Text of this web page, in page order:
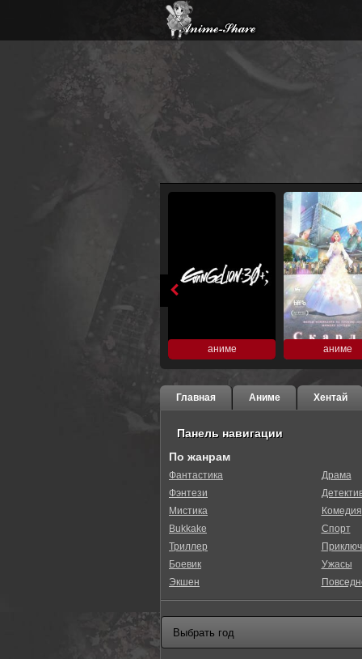
аниме аниме
Главная Аниме Хентай
Панель навигации
По жанрам
Фантастика
Фэнтези
Мистика
Bukkake
Триллер
Боевик
Экшен
Драма
Комедия
Спорт
Ужасы